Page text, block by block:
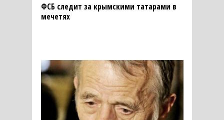
ФСБ следит за крымскими татарами в
мечетях